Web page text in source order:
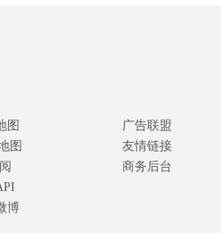
图
图
博
广告联盟
友情链接
商务后台